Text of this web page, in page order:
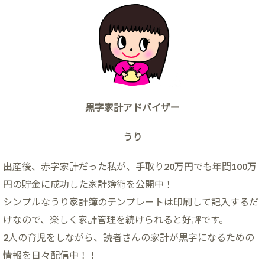
黒字家計アドバイザー
うり
出産後、赤字家計だった私が、手取り20万円でも年間100万
円の貯金に成功した家計簿術を公開中！
シンプルなうり家計簿のテンプレートは印刷して記入するだ
けなので、楽しく家計管理を続けられると好評です。
2人の育児をしながら、読者さんの家計が黒字になるための
情報を日々配信中！！